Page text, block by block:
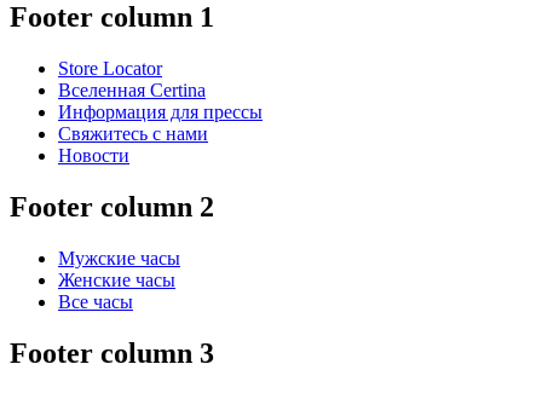
Footer column 1
Store Locator
Вселенная Certina
Информация для прессы
Свяжитесь с нами
Новости
Footer column 2
Мужские часы
Женские часы
Все часы
Footer column 3